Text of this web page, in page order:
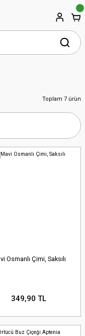
Toplam 7 ürün
Osmanlı Çimi, Saksılı
349,90 TL